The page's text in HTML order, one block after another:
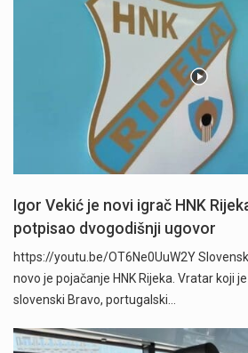
Igor Vekić je novi igrač HNK
potpisao dvogodišnji ugovor
https://youtu.be/OT6Ne0UuW2Y
novo je pojačanje HNK Rijeka. Vratar koji
slovenski Bravo, portugalski…